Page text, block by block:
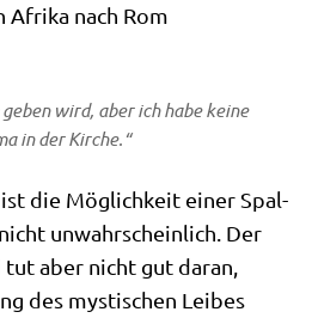
Afri­ka nach Rom
wird, aber ich habe kei­ne
in der Kirche.“
die Mög­lich­keit einer Spal­
unwahr­schein­lich. Der
aber nicht gut dar­an,
des mysti­schen Lei­bes